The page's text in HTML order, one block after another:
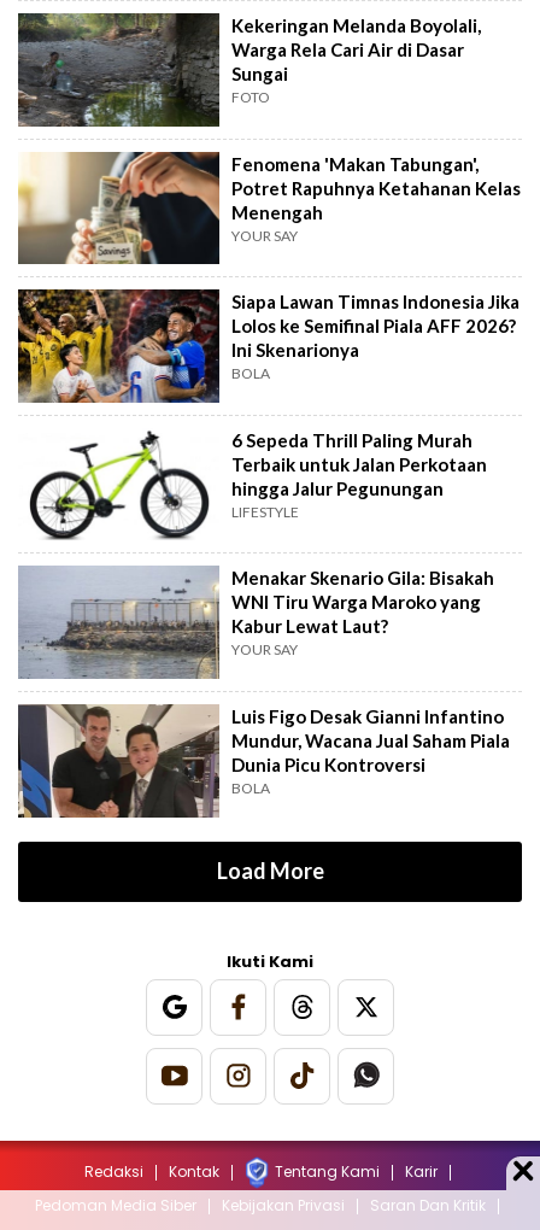
Kekeringan Melanda Boyolali,
Warga Rela Cari Air di Dasar
Sungai
FOTO
Fenomena 'Makan Tabungan',
Potret Rapuhnya Ketahanan Kelas
Menengah
YOUR SAY
Siapa Lawan Timnas Indonesia Jika
Lolos ke Semifinal Piala AFF 2026?
Ini Skenarionya
BOLA
6 Sepeda Thrill Paling Murah
Terbaik untuk Jalan Perkotaan
hingga Jalur Pegunungan
LIFESTYLE
Menakar Skenario Gila: Bisakah
WNI Tiru Warga Maroko yang
Kabur Lewat Laut?
YOUR SAY
Luis Figo Desak Gianni Infantino
Mundur, Wacana Jual Saham Piala
Dunia Picu Kontroversi
BOLA
Load More
Ikuti Kami
Redaksi Kontak Tentang Kami
Karir
Pedoman Media Siber
Kebijakan Privasi
Saran Dan Kritik